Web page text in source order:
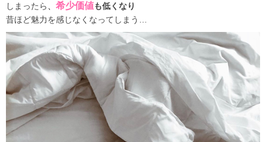
しまったら
希少価値も低くなり
昔ほど魅力を感じなくなってしまう…